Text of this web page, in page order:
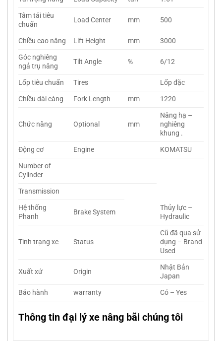
Tâm tải tiêu
chuẩn
Load Center mm 500
Chiều cao nâng Lift Height mm
3000
Góc nghiêng
ngả trụ nâng
Tilt Angle % 6/12
Lốp tiêu chuẩn Tires
Lốp đặc
Chiều dài càng
Fork Length mm 1220
Chức năng Optional mm
Nâng hạ –
nghiêng
khung .
Động cơ
Engine
KOMATSU
Number of
Cylinder
Transmission
Hệ thống
Phanh
Brake System
Thủy lực –
Hydraulic
Tình trạng xe Status
Cũ đã qua sử
dụng – Brand
Used
Xuất xứ Origin
Nhật Bản
Japan
Bảo hành
warranty Có – Yes
Thông tin đại lý xe nâng bãi chúng tôi